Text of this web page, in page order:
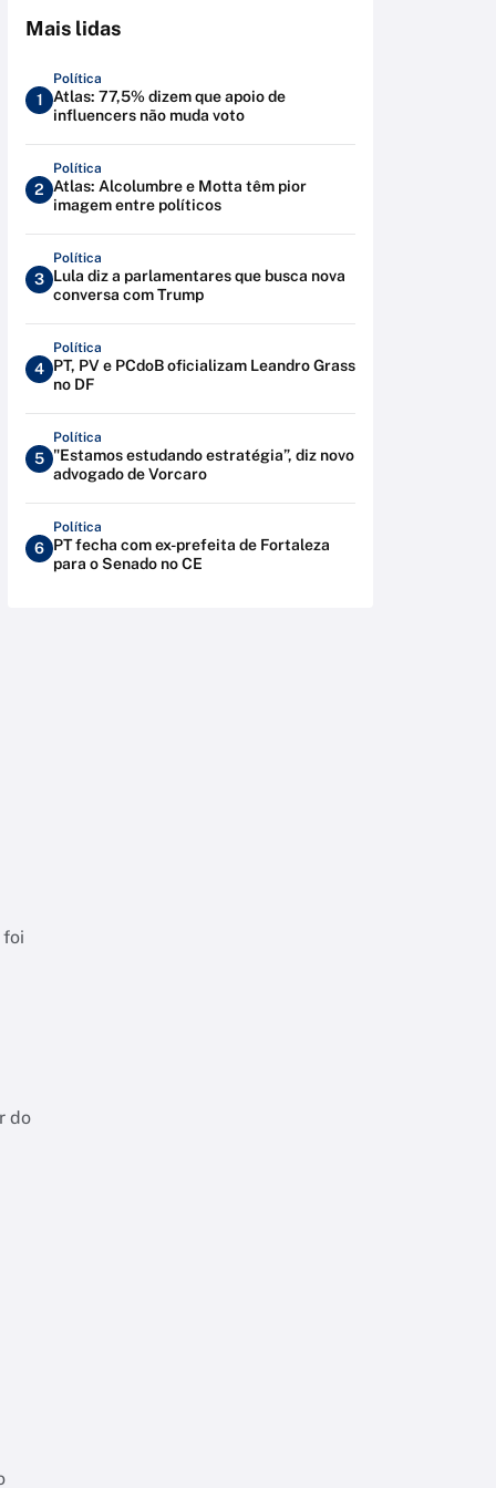
Mais lidas
1
Política
Atlas: 77,5% dizem que apoio de
influencers não muda voto
2
Política
Atlas: Alcolumbre e Motta têm pior
imagem entre políticos
3
Política
Lula diz a parlamentares que busca nova
conversa com Trump
4
Política
PT, PV e PCdoB oficializam Leandro Grass
no DF
5
Política
"Estamos estudando estratégia”, diz novo
advogado de Vorcaro
6
Política
PT fecha com ex-prefeita de Fortaleza
para o Senado no CE
foi
do